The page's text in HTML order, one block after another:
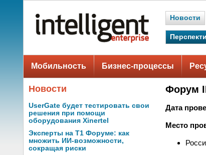
Новости
Мобильность Бизнес-процессы
Новости
UserGate будет тестировать свои
решения при помощи
оборудования Xinertel
Эксперты на Т1 Форуме: как
множить ИИ-возможности,
сокращая риски
Форум
Дата
Место